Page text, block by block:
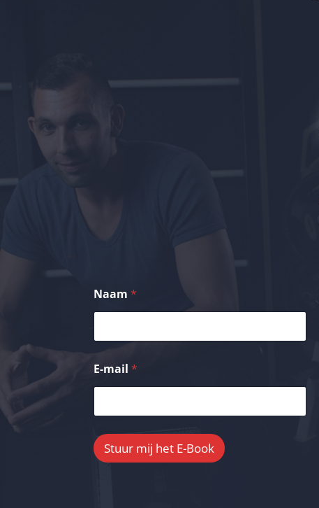
Naam*
E-mail*
Stuur mij het E-Book